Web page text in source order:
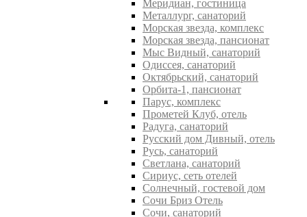
Меридиан, гостиница
Металлург, санаторий
Морская звезда, комплекс
Морская звезда, пансионат
Мыс Видный, санаторий
Одиссея, санаторий
Октябрьский, санаторий
Орбита-1, пансионат
Парус, комплекс
Прометей Клуб, отель
Радуга, санаторий
Русский дом Дивный, отель
Русь, санаторий
Светлана, санаторий
Сириус, сеть отелей
Солнечный, гостевой дом
Сочи Бриз Отель
Сочи, санаторий